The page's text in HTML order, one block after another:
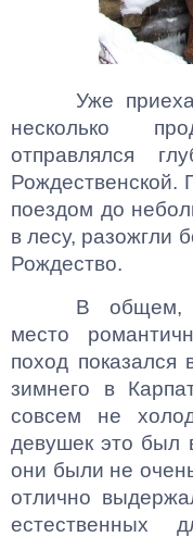
Уже
несколько
отправлялся
Рождественской.
поездом до
в лесу, разожгли
Рождество.
В общем,
место
поход показался
зимнего в
совсем не
девушек это был
они были не
отлично
естественных